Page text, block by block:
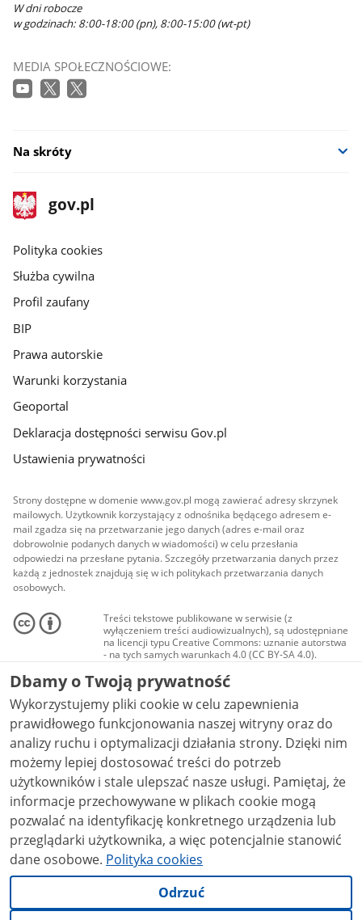
W dni robocze
w godzinach: 8:00-18:00 (pn), 8:00-15:00 (wt-pt)
MEDIA SPOŁECZNOŚCIOWE:
Na skróty
stopka
gov.pl
Strona
gov.pl
gov.pl
Polityka cookies
Służba cywilna
Profil zaufany
BIP
Prawa autorskie
Warunki korzystania
Geoportal
Deklaracja dostępności serwisu Gov.pl
Ustawienia prywatności
Strony dostępne w domenie www.gov.pl mogą zawierać adresy skrzynek
mailowych. Użytkownik korzystający z odnośnika będącego adresem e-
mail zgadza się na przetwarzanie jego danych (adres e-mail oraz
dobrowolnie podanych danych w wiadomości) w celu przesłania
odpowiedzi na przesłane pytania. Szczegóły przetwarzania danych przez
każdą z jednostek znajdują się w ich politykach przetwarzania danych
osobowych.
Treści tekstowe publikowane w serwisie (z
wyłączeniem treści audiowizualnych), są udostępniane
na licencji typu Creative Commons: uznanie autorstwa
- na tych samych warunkach 4.0 (CC BY-SA 4.0).
Materiały audiowizualne, w tym zdjęcia, materiały
audio i wideo, są udostępniane na licencji typu
Creative Commons: uznanie autorstwa użycie
niekomercyjne - bez utworów zależnych 4.0 (CC BY-
NC-ND 4.0), o ile nie jest to stwierdzone inaczej.
Dbamy o Twoją prywatność
Wykorzystujemy pliki cookie w celu zapewnienia
prawidłowego funkcjonowania naszej witryny oraz do
analizy ruchu i optymalizacji działania strony. Dzięki nim
możemy lepiej dostosować treści do potrzeb
użytkowników i stale ulepszać nasze usługi. Pamiętaj, że
informacje przechowywane w plikach cookie mogą
pozwalać na identyfikację konkretnego urządzenia lub
przeglądarki użytkownika, a więc potencjalnie stanowić
dane osobowe. Polityka cookies
Odrzuć